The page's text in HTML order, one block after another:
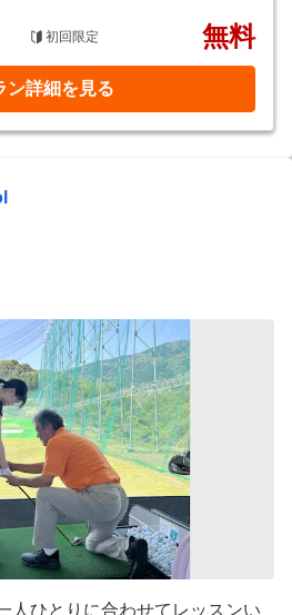
初回限定 無料
ン詳細を見る
人ひとりに合わせてレッスンい